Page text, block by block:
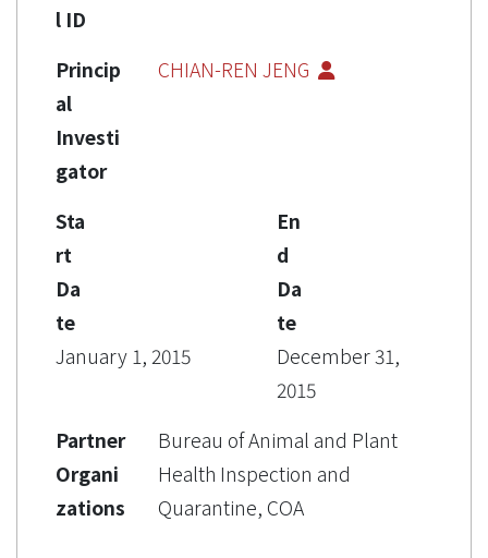
l ID
Princip
al
Investi
gator
CHIAN-REN JENG
Sta
rt
Da
te
January 1, 2015
En
d
Da
te
December 31,
2015
Partner
Organi
zations
Bureau of Animal and Plant
Health Inspection and
Quarantine, COA